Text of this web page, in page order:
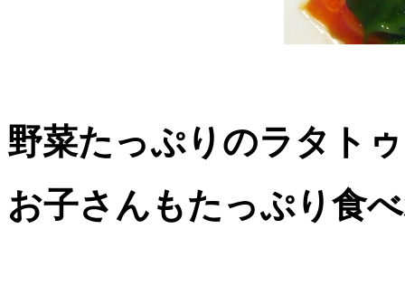
野菜たっぷりのラタト
お子さんもたっぷり食